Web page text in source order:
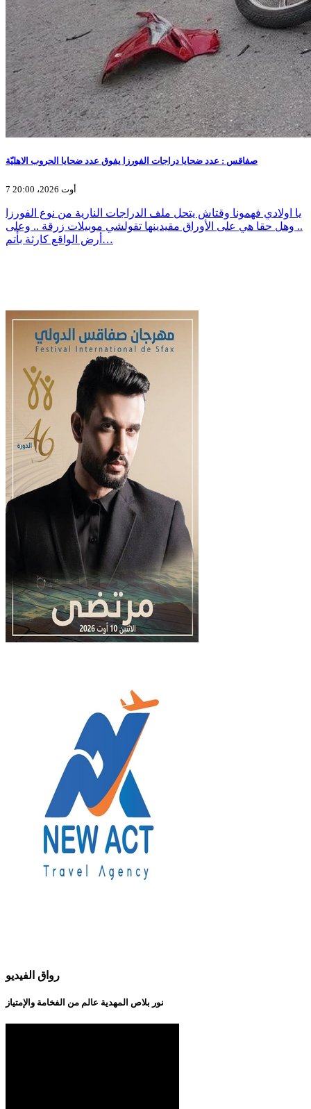
صفاقس : عدد ضحايا دراجات الفورزا يفوق عدد ضحايا الحروب الاهليّة
7 أوت 2026، 20:00
يا اولادي فهمونا وقتاش يتحل ملف الدراجات النارية من نوع الفورزا
.. وهل حقا هي على الأوراق مقيدينها تقولشي موبيلات زرقة .. وعلى
أرض الواقع كارثة بأتم…
رواق الفيديو
نور بلاص المهدية عالم من الفخامة والإمتياز